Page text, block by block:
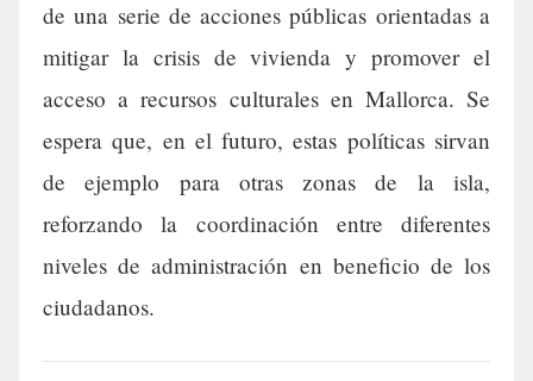
de una serie de acciones públicas orientadas a
mitigar la crisis de vivienda y promover el
acceso a recursos culturales en Mallorca. Se
espera que, en el futuro, estas políticas sirvan
de ejemplo para otras zonas de la isla,
reforzando la coordinación entre diferentes
niveles de administración en beneficio de los
ciudadanos.